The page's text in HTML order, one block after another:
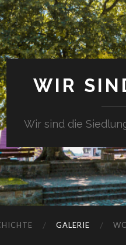
WIR
Wir sind die
GALERIE